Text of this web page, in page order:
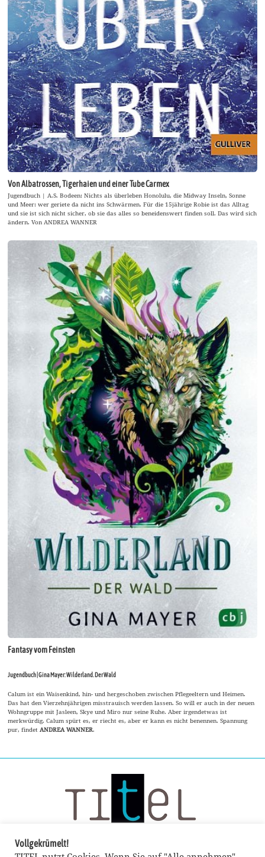
Von Albatrossen, Tigerhaien und einer Tube Carmex
Jugendbuch | A.S. Bodeen: Nichts als überleben Honolulu, die Midway Inseln, Sonne
und Meer: wer geriete da nicht ins Schwärmen. Für die 15jährige Robie ist das Alltag
und sie ist sich nicht sicher, ob sie das alles so beneidenswert finden soll. Das wird sich
ändern. Von ANDREA WANNER
Fantasy vom Feinsten
Jugendbuch | Gina Mayer: Wilderland. Der Wald
Calum ist ein Waisenkind, hin- und hergeschoben zwischen Pflegeeltern und Heimen.
Das hat den Vierzehnjährigen misstrauisch werden lassen. So will er auch in der neuen
Wohngruppe mit Jasleen, Skye und Miro nur seine Ruhe. Aber irgendetwas ist
merkwürdig. Calum spürt es, er riecht es, aber er kann es nicht benennen. Spannung
pur, findetANDREA WANNER.
Vollgekrümelt!